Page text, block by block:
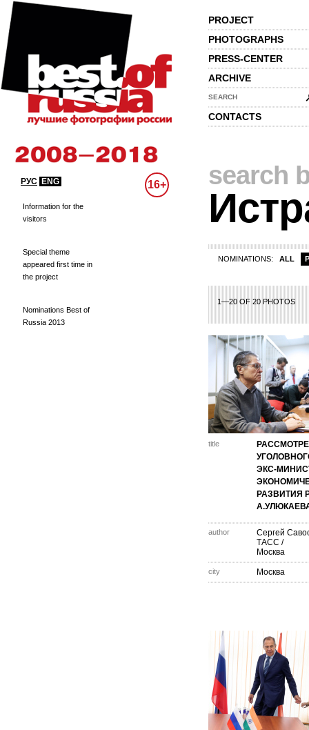
PROJECT
PHOTOGRAPHS
PRESS-CENTER
ARCHIVE
SEARCH
CONTACTS
РУС ENG 16+
Information for the
visitors
Special theme
appeared first time in
the project
Nominations Best of
Russia 2013
search
NOMINATIONS: ALL
1—20 OF 20 PHOTOS
title
ЭКС-
РАЗВИТИЯ
author
Сергей
ТАСС /
Москва
city Москва